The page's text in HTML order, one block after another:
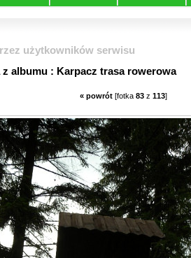
użytkowników serwisu
albumu : Karpacz trasa rowerowa
« powrót [fotka 83 z 113]